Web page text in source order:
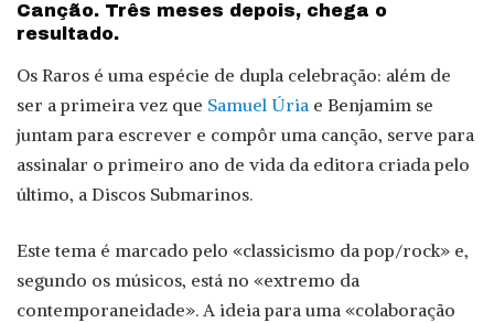
Canção. Três meses depois, chega o
resultado.
Os Raros é uma espécie de dupla celebração: além de
ser a primeira vez que Samuel Úria e Benjamim se
juntam para escrever e compôr uma canção, serve para
assinalar o primeiro ano de vida da editora criada pelo
último, a Discos Submarinos.
Este tema é marcado pelo «classicismo da pop/rock» e,
segundo os músicos, está no «extremo da
contemporaneidade». A ideia para uma «colaboração